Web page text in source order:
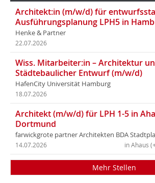
Architekt:in (m/w/d) für
Ausführungsplanung LPH5 in
Henke & Partner
22.07.2026
Wiss. Mitarbeiter:in – Architektur
Städtebaulicher Entwurf (m/w/d)
HafenCity Universität Hamburg
18.07.2026
Architekt (m/w/d) für LPH 1-5 in
Dortmund
farwickgrote partner Architekten BDA
in Ahaus
14.07.2026
Mehr Stellen